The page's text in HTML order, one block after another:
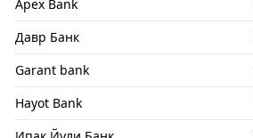
Apex Bank
Давр Банк
Garant bank
Hayot Bank